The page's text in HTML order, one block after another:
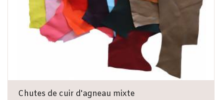
Chutes de cuir d'agneau mixte